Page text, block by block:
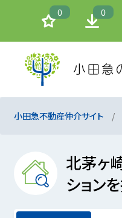
0 0
小田急不動産仲介サイト
北茅ヶ
ション